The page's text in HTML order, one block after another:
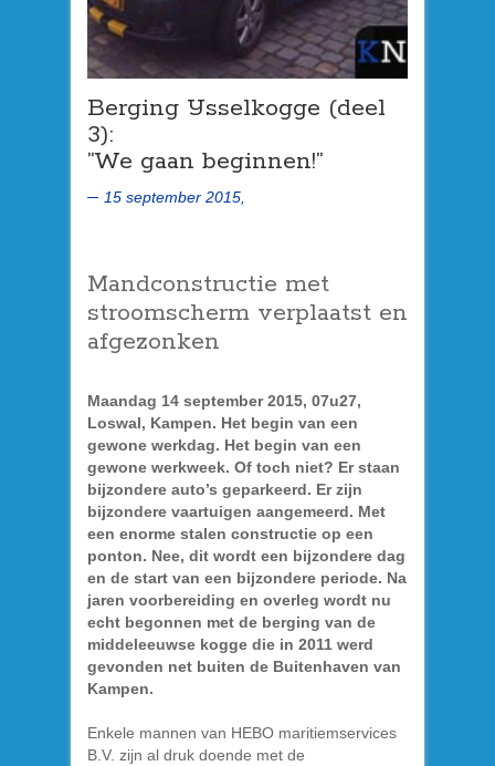
Berging IJsselkogge (deel
3):
”We gaan beginnen!”
15 september 2015,
Mandconstructie met
stroomscherm verplaatst en
afgezonken
Maandag 14 september 2015, 07u27,
Loswal, Kampen. Het begin van een
gewone werkdag. Het begin van een
gewone werkweek. Of toch niet? Er staan
bijzondere auto’s geparkeerd. Er zijn
bijzondere vaartuigen aangemeerd. Met
een enorme stalen constructie op een
ponton. Nee, dit wordt een bijzondere dag
en de start van een bijzondere periode. Na
jaren voorbereiding en overleg wordt nu
echt begonnen met de berging van de
middeleeuwse kogge die in 2011 werd
gevonden net buiten de Buitenhaven van
Kampen.
Enkele mannen van HEBO maritiemservices
B.V. zijn al druk doende met de